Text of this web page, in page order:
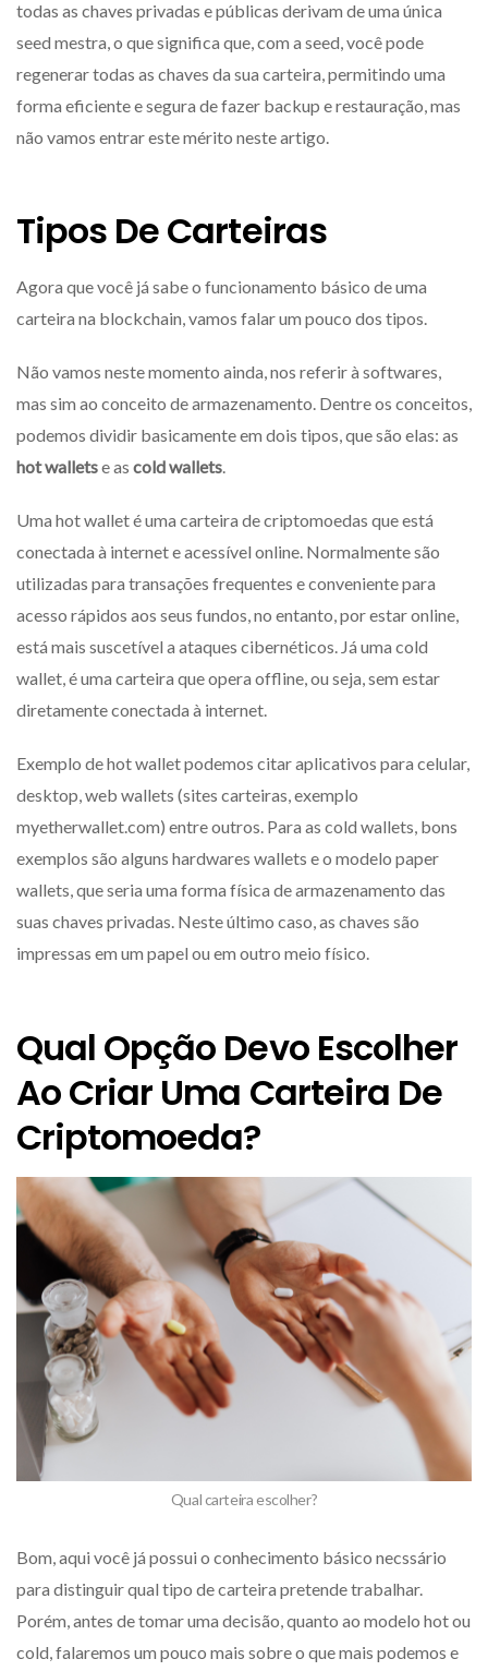
todas as chaves privadas e públicas derivam de uma única
seed mestra, o que significa que, com a seed, você pode
regenerar todas as chaves da sua carteira, permitindo uma
forma eficiente e segura de fazer backup e restauração, mas
não vamos entrar este mérito neste artigo.
Tipos De Carteiras
Agora que você já sabe o funcionamento básico de uma
carteira na blockchain, vamos falar um pouco dos tipos.
Não vamos neste momento ainda, nos referir à softwares,
mas sim ao conceito de armazenamento. Dentre os conceitos,
podemos dividir basicamente em dois tipos, que são elas: as
hot walletse as cold wallets.
Uma hot wallet é uma carteira de criptomoedas que está
conectada à internet e acessível online. Normalmente são
utilizadas para transações frequentes e conveniente para
acesso rápidos aos seus fundos, no entanto, por estar online,
está mais suscetível a ataques cibernéticos. Já uma cold
wallet, é uma carteira que opera offline, ou seja, sem estar
diretamente conectada à internet.
Exemplo de hot wallet podemos citar aplicativos para celular,
desktop, web wallets (sites carteiras, exemplo
myetherwallet.com) entre outros. Para as cold wallets, bons
exemplos são alguns hardwares wallets e o modelo paper
wallets, que seria uma forma física de armazenamento das
suas chaves privadas. Neste último caso, as chaves são
impressas em um papel ou em outro meio físico.
Qual Opção Devo Escolher
Ao Criar Uma Carteira De
Criptomoeda?
Qual carteira escolher?
Bom, aqui você já possui o conhecimento básico necssário
para distinguir qual tipo de carteira pretende trabalhar.
Porém, antes de tomar uma decisão, quanto ao modelo hot ou
cold, falaremos um pouco mais sobre o que mais podemos e